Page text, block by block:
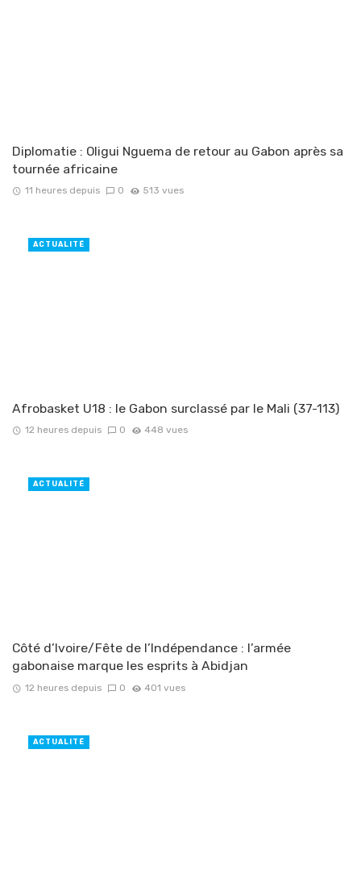
Diplomatie : Oligui Nguema de retour au Gabon après sa
tournée africaine
11 heures depuis 0 513 vues
Afrobasket U18 : le Gabon surclassé par le Mali (37-113)
12 heures depuis 0 448 vues
ACTUALITÉ
Côté d’Ivoire/Fête de l’Indépendance : l’armée
gabonaise marque les esprits à Abidjan
12 heures depuis 0 401 vues
ACTUALITÉ
ACTUALITÉ